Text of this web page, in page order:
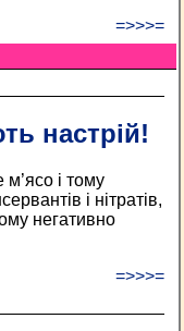
=>>>=
настрій!
і тому
і нітратів,
негативно
=>>>=